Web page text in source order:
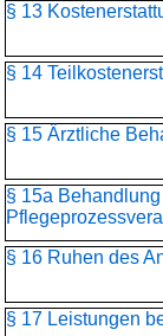
§ 13
§ 14
§ 15 Ärztliche
§ 15a
§ 16 Ruhen des
§ 17 Leistungen